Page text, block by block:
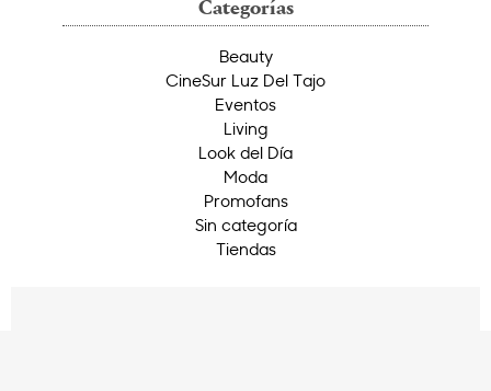
Categorías
Beauty
CineSur Luz Del Tajo
Eventos
Living
Look del Día
Moda
Promofans
Sin categoría
Tiendas